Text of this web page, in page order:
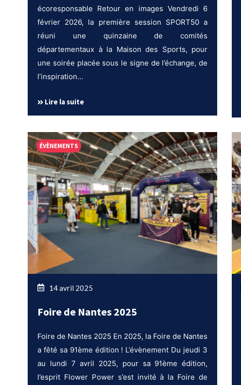
écoresponsable Retour en images Vendredi 6
février 2026, la première session SPORT50 a
réuni une quinzaine de comités
départementaux à la Maison des Sports, pour
une soirée placée sous le signe de l’échange, de
l’inspiration…
Lire la suite
ÉVÈNEMENTS
14 avril 2025
Foire de Nantes 2025
Foire de Nantes 2025 En 2025, la Foire de Nantes
a fêté sa 91ème édition ! L’évènement Du jeudi 3
au lundi 7 avril 2025, pour sa 91ème édition,
l’esprit Flower Power s’est invité à la Foire de